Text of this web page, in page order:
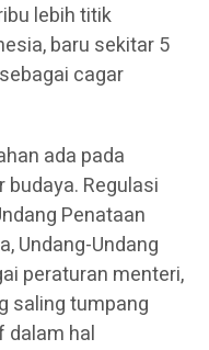
lebih titik
baru sekitar 5
cagar
ada pada
Regulasi
Penataan
Undang-Undang
peraturan menteri,
saling tumpang
dalam hal